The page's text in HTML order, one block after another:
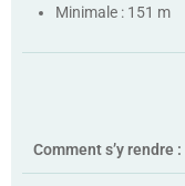
Minimale : 151 m
Comment s’y rendre :